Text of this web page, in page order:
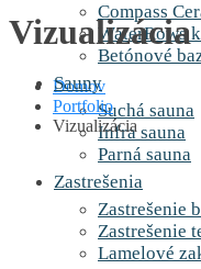
Compass
WaterRows
Betónové
Sauny
Suchá sauna
Infra sauna
Parná sauna
Zastrešenia
Zastrešenie
Zastrešenie
Lamelové
Vizualizácia
Domov
Portfolio
Vizualizácia